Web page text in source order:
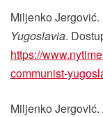
Miljenko Jergović.
Yugoslavia.
https://
communist-
Miljenko Jergović.